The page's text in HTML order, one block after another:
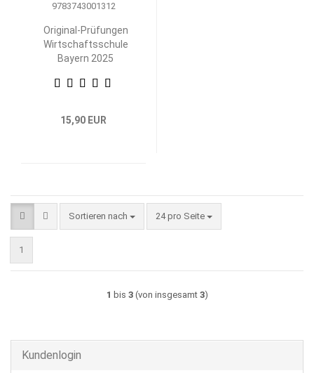
Original-Prüfungen
Wirtschaftsschule
Bayern 2025
Steuerung und
15,90 EUR
Sortieren nach
Sortieren nach 24 pro Seite
pro Seite
1
1 bis 3(von insgesamt 3)
Kundenlogin